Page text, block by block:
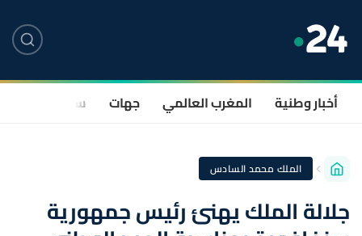
أخبار وطنية المغرب العالمي جهات سياسة
الملك محمد السادس
جلالة الملك يهنئ رئيس جمهورية